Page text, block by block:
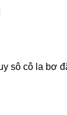
sô cô la bơ